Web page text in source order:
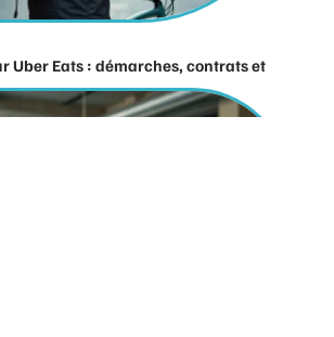
Uber Eats : démarches, contrats et